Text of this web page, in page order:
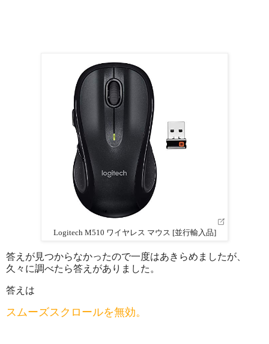
Logitech M510 ワイヤレス マウス [並行輸入品]
答えが見つからなかったので一度はあきらめましたが、
久々に調べたら答えがありました。
答えは
スムーズスクロールを無効。